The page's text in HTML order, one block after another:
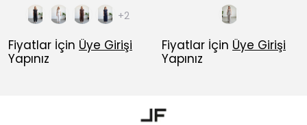
+2
Fiyatlar İçin Üye Girişi
Yapınız
Fiyatlar İçin Üye Girişi
Yapınız